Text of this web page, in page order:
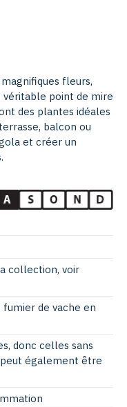
fleurs,
point de mire
des plantes idéales
balcon ou
et créer un
collection, voir
de vache en
donc celles sans
également être